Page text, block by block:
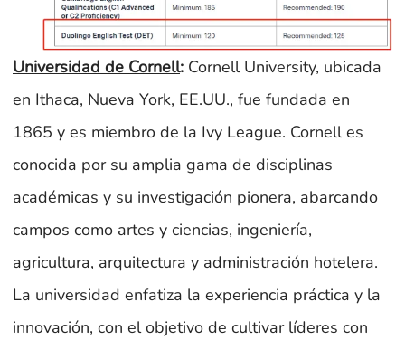
Universidad de Cornell: Cornell University, ubicada
en Ithaca, Nueva York, EE.UU., fue fundada en
1865 y es miembro de la Ivy League. Cornell es
conocida por su amplia gama de disciplinas
académicas y su investigación pionera, abarcando
campos como artes y ciencias, ingeniería,
agricultura, arquitectura y administración hotelera.
La universidad enfatiza la experiencia práctica y la
innovación, con el objetivo de cultivar líderes con